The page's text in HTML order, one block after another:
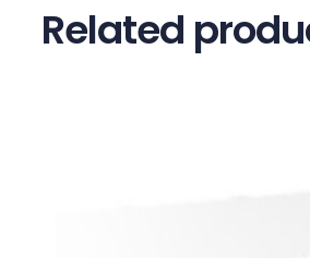
C
k
Related